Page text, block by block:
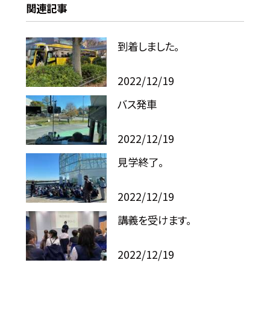
関連記事
到着しました。
2022/12/19
バス発車
2022/12/19
見学終了。
2022/12/19
講義を受けます。
2022/12/19